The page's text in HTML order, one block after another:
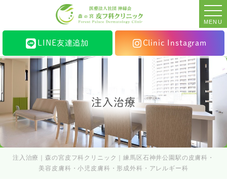
MENU
LINE友達追加 Clinic Instagram
注入治療
注入治療｜森の宮皮フ科クリニック｜練馬区石神井公園駅の皮膚科・
美容皮膚科・小児皮膚科・形成外科・アレルギー科